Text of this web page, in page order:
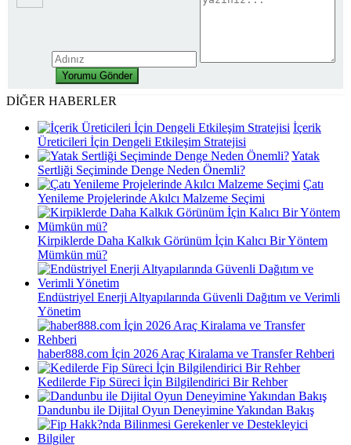
DİĞER HABERLER
İçerik
Üreticileri İçin Dengeli Etkileşim Stratejisi
Yatak
Sertliği Seçiminde Denge Neden Önemli?
Çatı
Yenileme Projelerinde Akılcı Malzeme Seçimi
Kirpiklerde Daha Kalkık Görünüm İçin Kalıcı Bir Yöntem
Mümkün mü?
Endüstriyel Enerji Altyapılarında Güvenli Dağıtım ve Verimli
Yönetim
haber888.com İçin 2026 Araç Kiralama ve Transfer Rehberi
Kedilerde Fip Süreci İçin Bilgilendirici Bir Rehber
Dandunbu ile Dijital Oyun Deneyimine Yakından Bakış